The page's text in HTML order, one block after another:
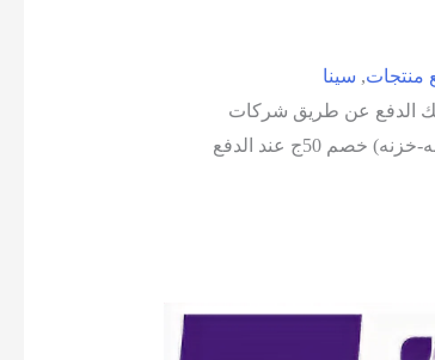
منتجات, سينا
الدفع عن طريق شركات
التقسيط (فاليو-امان-كونتكت-سهوله-فرصه-خزنه) خصم 50ج عند الدفع